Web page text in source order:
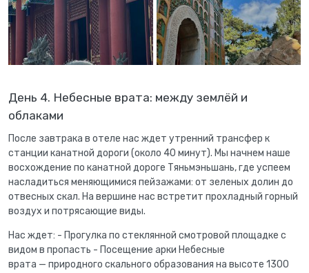
День 4. Небесные врата: между землёй и
облаками
После завтрака в отеле нас ждет утренний трансфер к
станции канатной дороги (около 40 минут). Мы начнем наше
восхождение по канатной дороге Тяньмэньшань, где успеем
насладиться меняющимися пейзажами: от зеленых долин до
отвесных скал. На вершине нас встретит прохладный горный
воздух и потрясающие виды.
Нас ждет: - Прогулка по стеклянной смотровой площадке с
видом в пропасть - Посещение арки Небесные
врата — природного скального образования на высоте 1300